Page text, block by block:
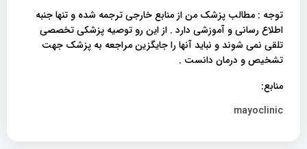
توجه : مطالب پزشک من از منابع خارجی ترجمه شده و تنها جنبه
اطلاع رسانی و آموزشی دارد . از این رو توصیه پزشکی تخصصی
تلقی نمی شوند و نباید آنها را جایگزین مراجعه به پزشک جهت
تشخیص و درمان دانست .
منابع:
mayoclinic